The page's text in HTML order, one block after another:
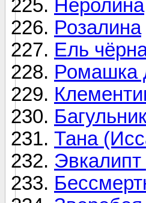
Неролина
Розалина
Ель
Ромашка
Тана
Эвкалипт